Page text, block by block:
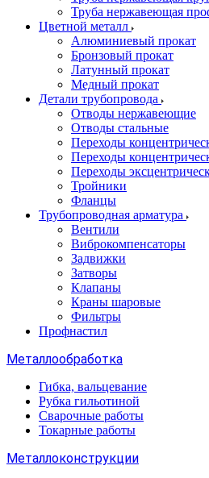
Труба нержавеющая
Цветной металл
Алюминиевый прокат
Бронзовый прокат
Латунный прокат
Медный прокат
Детали трубопровода
Отводы нержавеющие
Отводы стальные
Переходы
Переходы
Переходы
Тройники
Фланцы
Трубопроводная арматура
Вентили
Виброкомпенсаторы
Задвижки
Затворы
Клапаны
Краны шаровые
Фильтры
Профнастил
Металлообработка
Гибка, вальцевание
Рубка гильотиной
Сварочные работы
Токарные работы
Металлоконструкции